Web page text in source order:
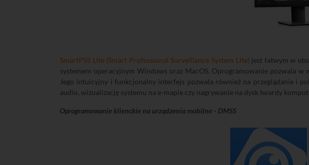
SmartPSS Lite (Smart Professional Surveillance System Lite) jest łatwym w
systemem operacyjnym Windows oraz MacOS. Oprogramowanie pozwala
Jego intuicyjny i funkcjonalny interfejs pozwala również na przeglądanie i
audio, wizualizację systemu na e-mapie czy nagrywanie na dysk twardy
Oprogramowanie klienckie na urządzenia mobilne - DMSS